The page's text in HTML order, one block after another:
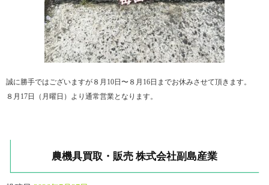
誠に勝手ではございますが８月10日〜８月16日までお休みさせて頂きます。
８月17日（月曜日）より通常営業となります。
農機具買取・販売 株式会社副島産業